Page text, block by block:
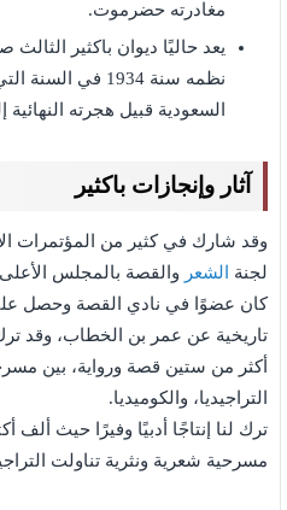
مغادرته حضرموت.
يعد حاليًا ديوان باكثير
نظمه سنة 1934 في
السعودية قبيل هجرته
آثار وإنجازات باكثير
وقد شارك في كثير من المؤتمرات
لجنة
الشعر والقصة بالمجلس الأعلى
كان عضوًا في نادي القصة وحصل
تاريخية عن عمر بن الخطاب، وقد ترك
أكثر من ستين قصة ورواية، بين
التراجيديا، والكوميديا.
ترك لنا إنتاجًا أدبيًا وفيرًا حيث ألف
مسرحية شعرية ونثرية تناولت